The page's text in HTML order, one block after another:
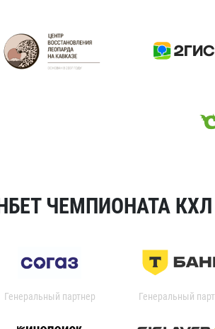
ЧЕМПИОНАТА КХЛ
Генеральный партнер Генеральный